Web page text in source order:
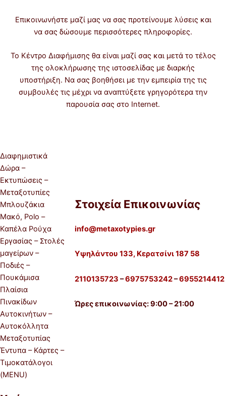
Επικοινωνήστε μαζί μας να σας προτείνουμε λύσεις και
να σας δώσουμε περισσότερες πληροφορίες.
Το Κέντρο Διαφήμισης θα είναι μαζί σας και μετά το τέλος
της ολοκλήρωσης της ιστοσελίδας με διαρκής
υποστήριξη. Να σας βοηθήσει με την εμπειρία της τις
συμβουλές τις μέχρι να αναπτύξετε γρηγορότερα την
παρουσία σας στο Internet.
Διαφημιστικά
Δώρα –
Εκτυπώσεις –
Μεταξοτυπίες
Μπλουζάκια
Μακό, Polo –
Καπέλα Ρούχα
Εργασίας – Στολές
μαγείρων –
Ποδιές –
Πουκάμισα
Πλαίσια
Πινακίδων
Αυτοκινήτων –
Αυτοκόλλητα
Μεταξοτυπίας
Έντυπα – Κάρτες –
Τιμοκατάλογοι
(MENU)
Στοιχεία Επικοινωνίας
info@metaxotypies.gr
Υψηλάντου 133, Κερατσίνι 187 58
2110135723 –6975753242–6955214412
Ώρες επικοινωνίας: 9:00 – 21:00